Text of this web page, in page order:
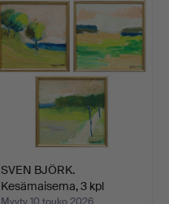
SVEN BJÖRK.
Kesämaisema, 3 kpl
Myyty 10 touko 2026